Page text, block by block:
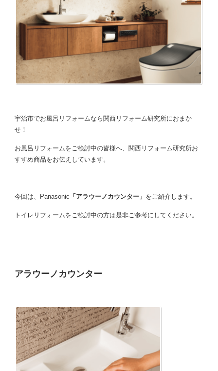
宇治市でお風呂リフォームなら関西リフォーム研究所におまか
せ！
お風呂リフォームをご検討中の皆様へ、関西リフォーム研究所お
すすめ商品をお伝えしています。
今回は、Panasonic 「アラウーノカウンター」 をご紹介します。
トイレリフォームをご検討中の方は是非ご参考にしてください。
アラウーノカウンター